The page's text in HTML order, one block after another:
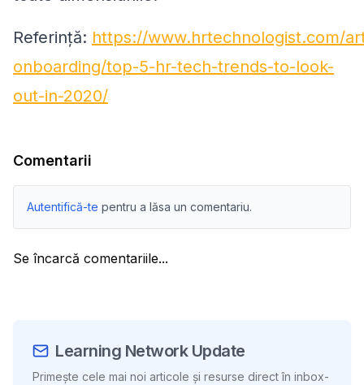
Referință: https://www.hrtechnologist.com/
onboarding/top-5-hr-tech-trends-to-look-
out-in-2020/
Comentarii
Autentifică-te pentru a lăsa un comentariu.
Se încarcă comentariile...
Learning Network Update
Primește cele mai noi articole și resurse direct în inbox-